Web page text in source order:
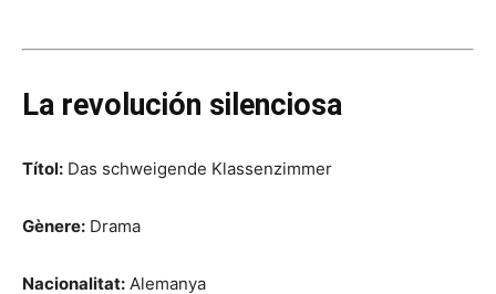
La revolución silenciosa
Títol: Das schweigende Klassenzimmer
Gènere: Drama
Nacionalitat: Alemanya